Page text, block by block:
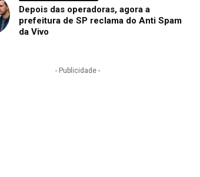
Depois das operadoras, agora a
prefeitura de SP reclama do Anti Spam
da Vivo
- Publicidade -